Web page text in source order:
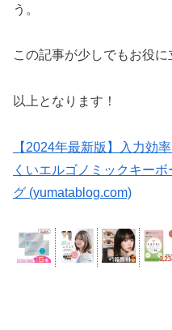
う。
この記事が少しでもお役に
以上となります！
【2024年最新版】入力効
くいエルゴノミックキー
グ (yumatablog.com)